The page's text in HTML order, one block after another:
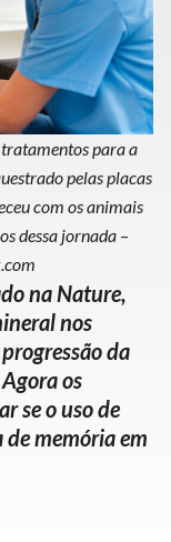
para a
pelas placas
com os animais
dessa jornada –
na Nature,
nos
da
os
se o uso de
memória em